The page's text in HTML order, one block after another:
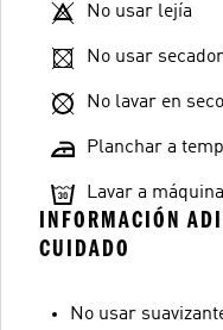
No usar lejía
No usar
No lavar en seco
Planchar a
Lavar a
INFORMACIÓN
CUIDADO
No usar